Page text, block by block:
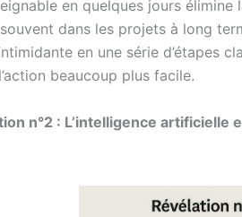
en quelques jours
souvent dans les projets à long
en une série d’étapes
beaucoup plus facile.
n°2 : L’intelligence artificielle